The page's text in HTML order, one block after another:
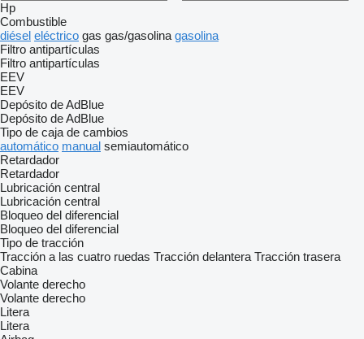
Hp
Combustible
diésel eléctrico gas gas/gasolina gasolina
Filtro antipartículas
Filtro antipartículas
EEV
EEV
Depósito de AdBlue
Depósito de AdBlue
Tipo de caja de cambios
automático manual semiautomático
Retardador
Retardador
Lubricación central
Lubricación central
Bloqueo del diferencial
Bloqueo del diferencial
Tipo de tracción
Tracción a las cuatro ruedas Tracción delantera Tracción trasera
Cabina
Volante derecho
Volante derecho
Litera
Litera